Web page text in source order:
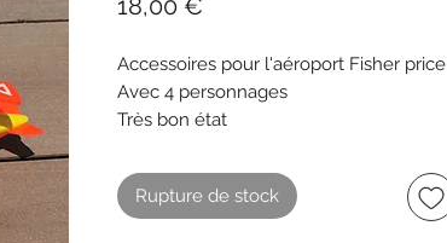
Accessoires pour l'aéroport Fisher price
Avec 4 personnages
Très bon état
Rupture de stock